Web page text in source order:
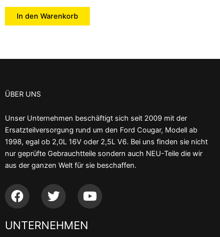
In den Warenkorb
ÜBER UNS
Unser Unternehmen beschäftigt sich seit 2009 mit der
Ersatzteilversorgung rund um den Ford Cougar, Modell ab
1998, egal ob 2,0L 16V oder 2,5L V6. Bei uns finden sie nicht
nur geprüfte Gebrauchtteile sondern auch NEU-Teile die wir
aus der ganzen Welt für sie beschaffen.
F
a
e
T
w
t
Y
o
UNTERNEHMEN